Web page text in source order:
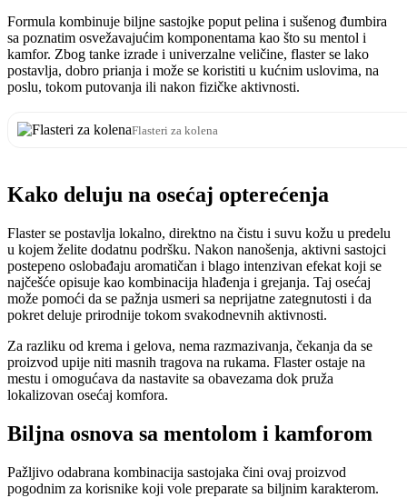
Formula kombinuje biljne sastojke poput pelina i sušenog đumbira
sa poznatim osvežavajućim komponentama kao što su mentol i
kamfor. Zbog tanke izrade i univerzalne veličine, flaster se lako
postavlja, dobro prianja i može se koristiti u kućnim uslovima, na
poslu, tokom putovanja ili nakon fizičke aktivnosti.
Flasteri za kolena
Kako deluju na osećaj opterećenja
Flaster se postavlja lokalno, direktno na čistu i suvu kožu u predelu
u kojem želite dodatnu podršku. Nakon nanošenja, aktivni sastojci
postepeno oslobađaju aromatičan i blago intenzivan efekat koji se
najčešće opisuje kao kombinacija hlađenja i grejanja. Taj osećaj
može pomoći da se pažnja usmeri sa neprijatne zategnutosti i da
pokret deluje prirodnije tokom svakodnevnih aktivnosti.
Za razliku od krema i gelova, nema razmazivanja, čekanja da se
proizvod upije niti masnih tragova na rukama. Flaster ostaje na
mestu i omogućava da nastavite sa obavezama dok pruža
lokalizovan osećaj komfora.
Biljna osnova sa mentolom i kamforom
Pažljivo odabrana kombinacija sastojaka čini ovaj proizvod
pogodnim za korisnike koji vole preparate sa biljnim karakterom.